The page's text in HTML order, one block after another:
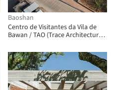
Baoshan
Centro de Visitantes da Vila de
Bawan / TAO (Trace Architecture